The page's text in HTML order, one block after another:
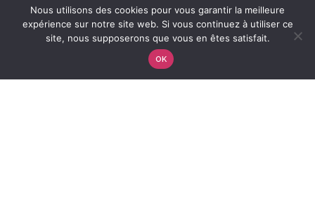
Nous utilisons des cookies pour vous garantir la meilleure
expérience sur notre site web. Si vous continuez à utiliser ce
site, nous supposerons que vous en êtes satisfait.
OK